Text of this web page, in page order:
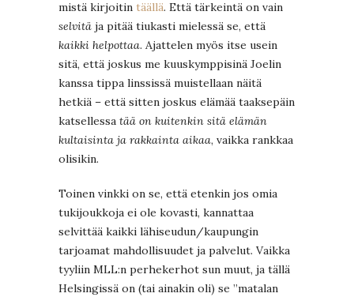
mistä kirjoitin täällä. Että tärkeintä on vain
selvitä ja pitää tiukasti mielessä se, että
kaikki helpottaa. Ajattelen myös itse usein
sitä, että joskus me kuuskymppisinä Joelin
kanssa tippa linssissä muistellaan näitä
hetkiä – että sitten joskus elämää taaksepäin
katsellessa tää on kuitenkin sitä elämän
kultaisinta ja rakkainta aikaa, vaikka rankkaa
olisikin.
Toinen vinkki on se, että etenkin jos omia
tukijoukkoja ei ole kovasti, kannattaa
selvittää kaikki lähiseudun/kaupungin
tarjoamat mahdollisuudet ja palvelut. Vaikka
tyyliin MLL:n perhekerhot sun muut, ja tällä
Helsingissä on (tai ainakin oli) se ”matalan